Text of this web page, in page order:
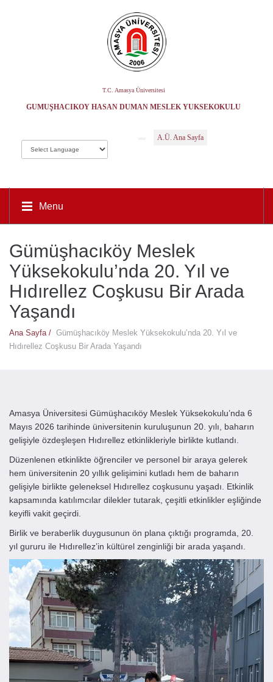
T.C. Amasya Üniversitesi
GÜMÜŞHACIKÖY HASAN DUMAN MESLEK YÜKSEKOKULU
A.Ü. Ana Sayfa
Menu
Gümüşhacıköy Meslek
Yüksekokulu’nda 20. Yıl ve
Hıdırellez Coşkusu Bir Arada
Yaşandı
Ana Sayfa / Gümüşhacıköy Meslek Yüksekokulu’nda 20. Yıl ve
Hıdırellez Coşkusu Bir Arada Yaşandı
Amasya Üniversitesi Gümüşhacıköy Meslek Yüksekokulu’nda 6
Mayıs 2026 tarihinde üniversitenin kuruluşunun 20. yılı, baharın
gelişiyle özdeşleşen Hıdırellez etkinlikleriyle birlikte kutlandı.
Düzenlenen etkinlikte öğrenciler ve personel bir araya gelerek
hem üniversitenin 20 yıllık gelişimini kutladı hem de baharın
gelişiyle birlikte geleneksel Hıdırellez coşkusunu yaşadı. Etkinlik
kapsamında katılımcılar dilekler tutarak, çeşitli etkinlikler eşliğinde
keyifli vakit geçirdi.
Birlik ve beraberlik duygusunun ön plana çıktığı programda, 20.
yıl gururu ile Hıdırellez’in kültürel zenginliği bir arada yaşandı.